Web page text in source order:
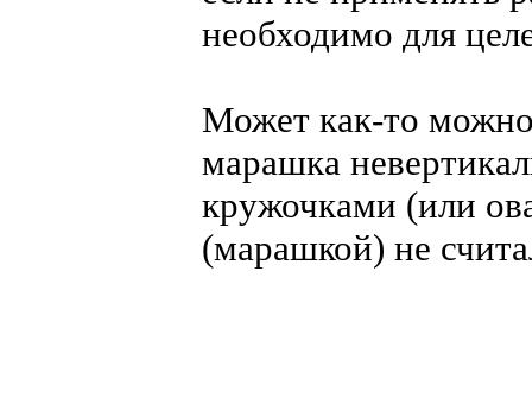
необходимо для
Может как-то
марашка
кружочками (или
(марашкой) не